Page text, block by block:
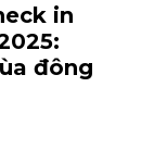
in
đông